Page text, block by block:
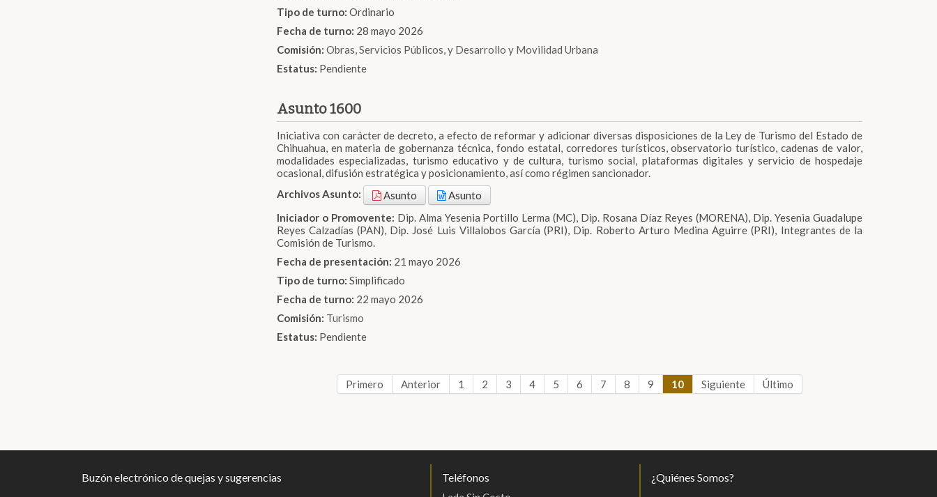
Tipo de turno: Ordinario
Fecha de turno: 28 mayo 2026
Comisión: Obras, Servicios Públicos, y Desarrollo y Movilidad Urbana
Estatus: Pendiente
Asunto 1600
Iniciativa con carácter de decreto, a efecto de reformar y adicionar diversas disposiciones de la Ley de Turismo del Estado de
Chihuahua, en materia de gobernanza técnica, fondo estatal, corredores turísticos, observatorio turístico, cadenas de valor,
modalidades especializadas, turismo educativo y de cultura, turismo social, plataformas digitales y servicio de hospedaje
ocasional, difusión estratégica y posicionamiento, así como régimen sancionador.
Archivos Asunto:
Asunto
Asunto
Iniciador o Promovente: Dip. Alma Yesenia Portillo Lerma (MC), Dip. Rosana Díaz Reyes (MORENA), Dip. Yesenia Guadalupe
Reyes Calzadías (PAN), Dip. José Luis Villalobos García (PRI), Dip. Roberto Arturo Medina Aguirre (PRI), Integrantes de la
Comisión de Turismo.
Fecha de presentación: 21 mayo 2026
Tipo de turno: Simplificado
Fecha de turno: 22 mayo 2026
Comisión: Turismo
Estatus: Pendiente
Primero Anterior 1 2 3 4 5 6 7 8 9 10 Siguiente Último
Buzón electrónico de quejas y sugerencias Teléfonos ¿Quiénes Somos?